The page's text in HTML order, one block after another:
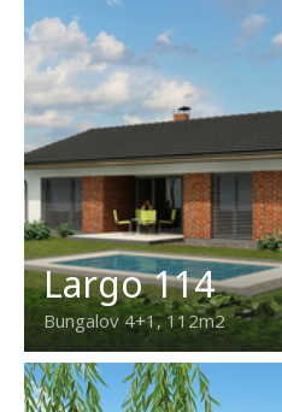
Largo 114
Bungalov 4+1, 112m2